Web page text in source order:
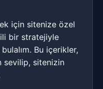
için sitenize özel
bir stratejiyle
Bu içerikler,
sevilip, sitenizin